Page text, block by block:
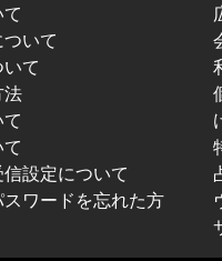
いて
て
法
設定について
ワードを忘れた方